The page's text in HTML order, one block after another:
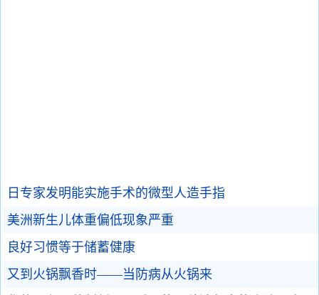
日专家发明能实施手术的微型人造手指
美洲新生儿体重偏低现象严重
良好习惯等于储蓄健康
又到火锅飘香时——当防病从火锅来